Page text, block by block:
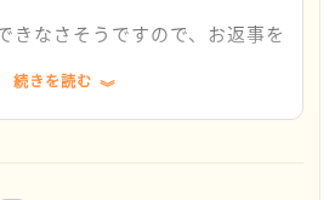
っていることを信頼できるお父
したか？
婚を考えるきっかけになるかも
すよ。全て理解してもらえると
盾していると言われて正直言葉
した。法律の件に関しては参考
きなさそうですので、お返事を
け取った印象に基づいてお答え
別の文言に対する解釈の違いに
続きを読む